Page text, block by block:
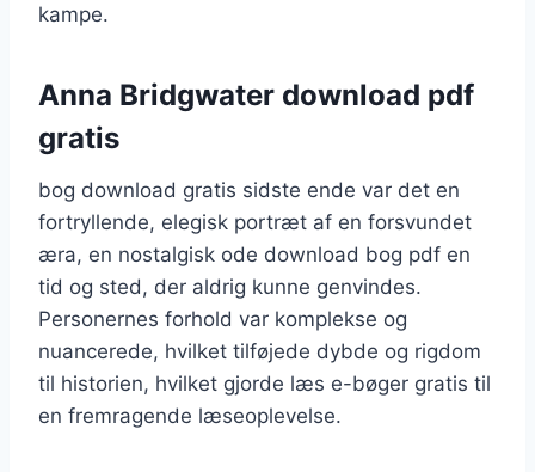
kampe.
Anna Bridgwater download pdf
gratis
bog download gratis sidste ende var det en
fortryllende, elegisk portræt af en forsvundet
æra, en nostalgisk ode download bog pdf en
tid og sted, der aldrig kunne genvindes.
Personernes forhold var komplekse og
nuancerede, hvilket tilføjede dybde og rigdom
til historien, hvilket gjorde læs e-bøger gratis til
en fremragende læseoplevelse.